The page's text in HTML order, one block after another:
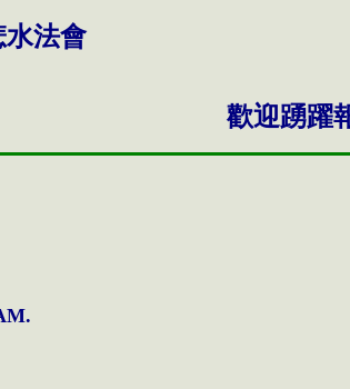
水法會
歡迎踴躍